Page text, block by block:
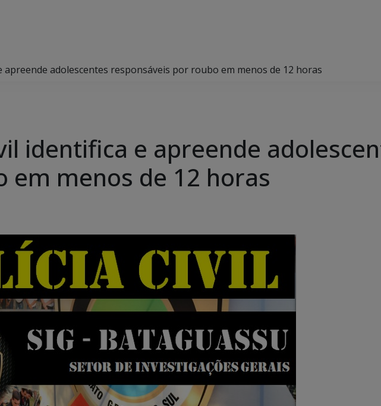
apreende adolescentes responsáveis por roubo em menos de 12 horas
identifica e apreende
em menos de 12 horas